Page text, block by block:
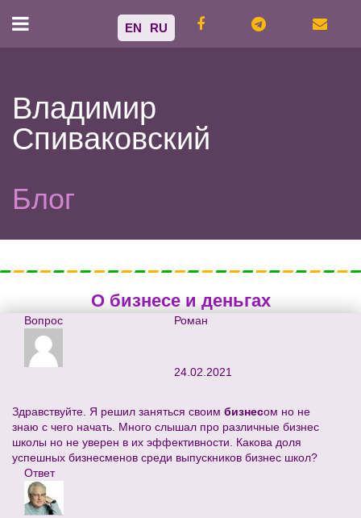
EN RU
Владимир
Спиваковский
Блог
О бизнесе и деньгах
Вопрос Роман
24.02.2021
Здравствуйте. Я решил заняться своим бизнесом но не
знаю с чего начать. Много слышал про различные бизнес
школы но не уверен в их эффективности. Какова доля
успешных бизнесменов среди выпускников бизнес школ?
Ответ